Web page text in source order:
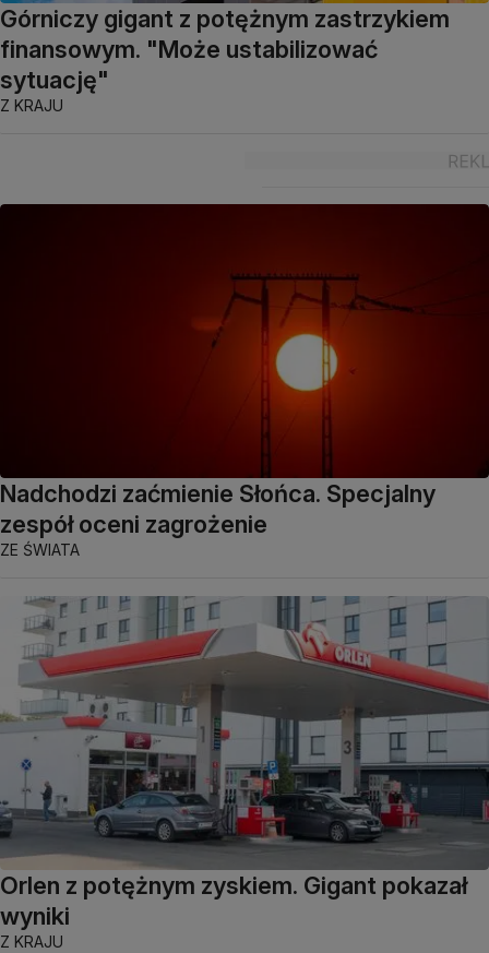
Górniczy gigant z potężnym zastrzykiem
finansowym. "Może ustabilizować
sytuację"
Z KRAJU
Nadchodzi zaćmienie Słońca. Specjalny
zespół oceni zagrożenie
ZE ŚWIATA
Orlen z potężnym zyskiem. Gigant pokazał
wyniki
Z KRAJU